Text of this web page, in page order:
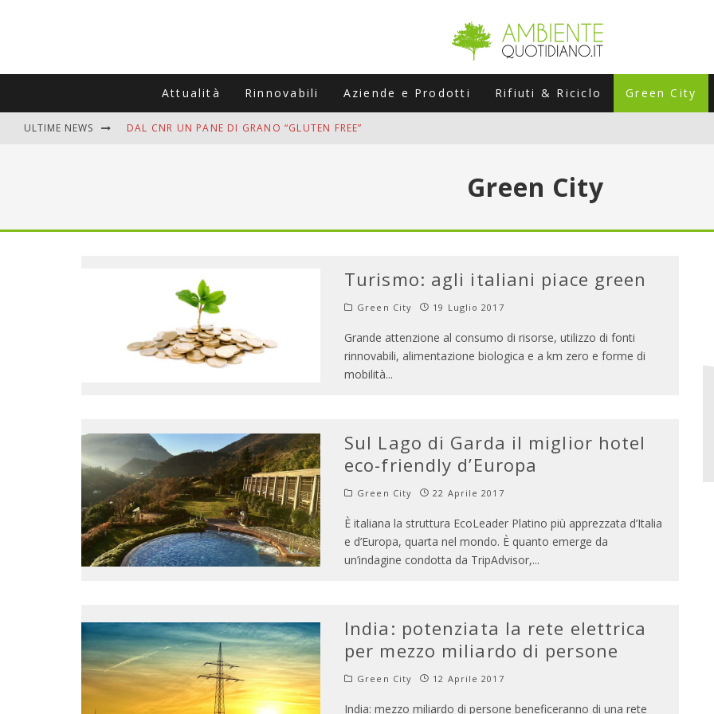
Attualità Rinnovabili Aziende e Prodotti Rifiuti & Riciclo Green City
ULTIME NEWS DAL CNR UN PANE DI GRANO “GLUTEN FREE”
MUTTI ASSUME A OLIVETO CITRA 400 COLLABORATORI STAGIONALIGreen City
Turismo: agli italiani piace green
Green City 19 Luglio 2017
Grande attenzione al consumo di risorse, utilizzo di fonti
rinnovabili, alimentazione biologica e a km zero e forme di
mobilità...
Sul Lago di Garda il miglior hotel
eco-friendly d’Europa
Green City 22 Aprile 2017
È italiana la struttura EcoLeader Platino più apprezzata d’Italia
e d’Europa, quarta nel mondo. È quanto emerge da
un’indagine condotta da TripAdvisor,...
India: potenziata la rete elettrica
per mezzo miliardo di persone
Green City 12 Aprile 2017
India: mezzo miliardo di persone beneficeranno di una rete